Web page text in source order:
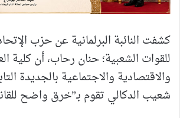
كشفت النائبة البرلمانية عن حزب
للقوات الشعبية؛ حنان رحاب، أن كلية
والاقتصادية والاجتماعية بالجديدة
شعيب الدكالي تقوم بـ”خرق واضح